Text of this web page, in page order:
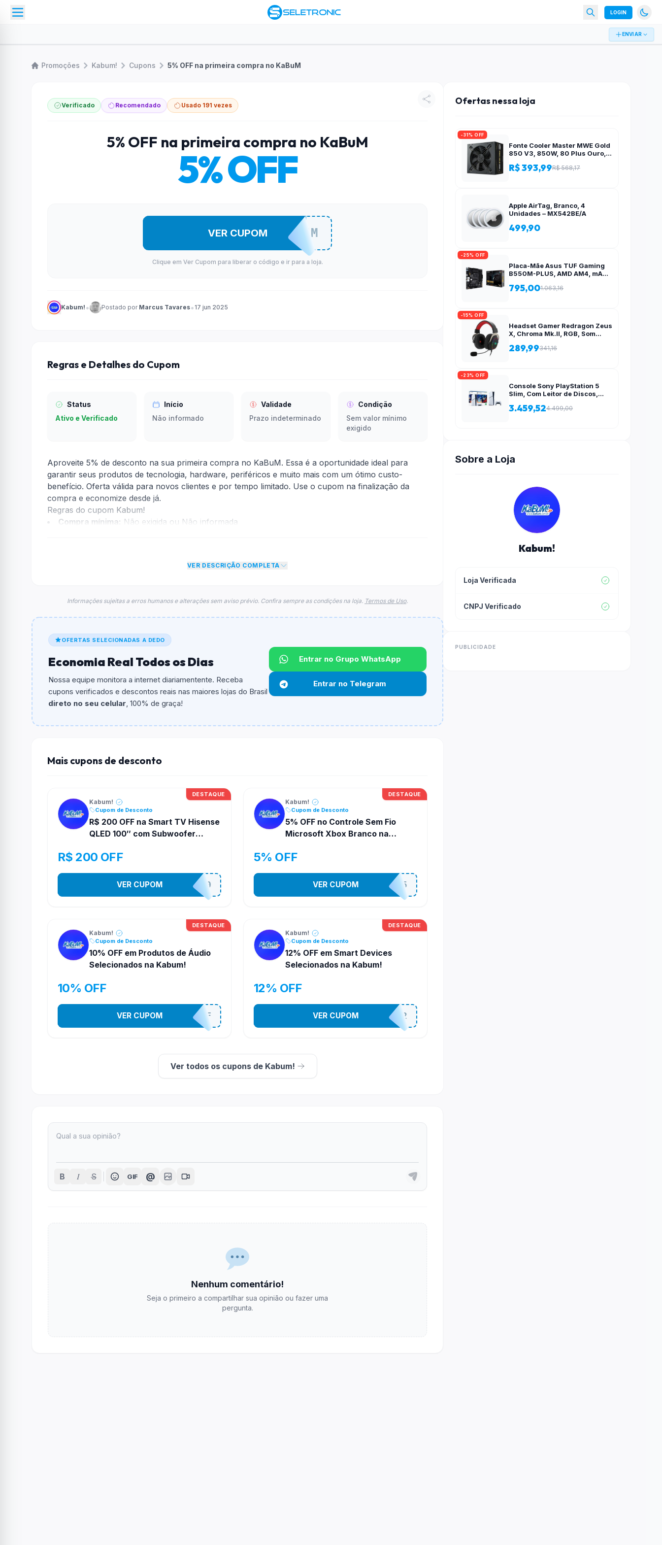
LOGIN
ENVIAR
Promoções Kabum! Cupons 5% OFF na primeira compra no KaBuM
Verificado Recomendado Usado 191 vezes
5% OFF na primeira compra no KaBuM
5% OFF
TONOKABUM
VER CUPOM
Clique em Ver Cupom para liberar o código e ir para a loja.
Kabum! • Postado por Marcus Tavares•17 jun 2025
Regras e Detalhes do Cupom
Status
Ativo e Verificado
Início
Não informado
Validade
Prazo indeterminado
Condição
Sem valor mínimo
exigido
Aproveite 5% de desconto na sua primeira compra no KaBuM. Essa é a oportunidade ideal para
garantir seus produtos de tecnologia, hardware, periféricos e muito mais com um ótimo custo-
benefício. Oferta válida para novos clientes e por tempo limitado. Use o cupom na finalização da
compra e economize desde já.
Regras do cupom Kabum!
Compra mínima: Não exigida ou Não informada
Prazo indeterminado
FAQ – Cupom Kabum!
Qual é o código de desconto?
O código éTONOKABUM.
O cupom dá5% OFFem compras.
Qual é o valor minimo de compra?
O valor minimo de compra é Não exigido ou Não informado.
Não necessariamente. Depende de itens participantes e alguns vendedores ou produtos especificos
VER DESCRIÇÃO COMPLETA
Informações sujeitas a erros humanos e alterações sem aviso prévio. Confira sempre as condições na loja. Termos de Uso.
OFERTAS SELECIONADAS A DEDO
Economia Real Todos os Dias
Nossa equipe monitora a internet diariamentente. Receba
cupons verificados e descontos reais nas maiores lojas do Brasil
direto no seu celular, 100% de graça!
Entrar no Grupo WhatsApp
Entrar no Telegram
Mais cupons de desconto
DESTAQUE
Kabum!
Cupom de Desconto
R$ 200 OFF na Smart TV Hisense
QLED 100″ com Subwoofer
R$ 200 OFF
TELAO200
VER CUPOM
DESTAQUE
Kabum!
Cupom de Desconto
5% OFF no Controle Sem Fio
Microsoft Xbox Branco na
5% OFF
CONTRL5
VER CUPOM
DESTAQUE
Kabum!
Cupom de Desconto
10% OFF em Produtos de Áudio
Selecionados na Kabum!
10% OFF
SOM10OFF
VER CUPOM
DESTAQUE
Kabum!
Cupom de Desconto
12% OFF em Smart Devices
Selecionados na Kabum!
12% OFF
SMARTESTADAO12
VER CUPOM
Ver todos os cupons de Kabum!
B I S GIF @
Nenhum comentário!
Seja o primeiro a compartilhar sua opinião ou fazer uma
pergunta.
Ofertas nessa loja
-31% OFF
Fonte Cooler Master MWE Gold
850 V3, 850W, 80 Plus Ouro,
8506-ACAG-BBR
R$ 393,99R$ 568,17
Apple AirTag, Branco, 4
Unidades – MX542BE/A
499,90
-25% OFF
Placa-Mãe Asus TUF Gaming
B550M-PLUS, AMD AM4, mATX
– 90MB14A0-C1BAY0
795,001.063,16
-15% OFF
Headset Gamer Redragon Zeus
X, Chroma Mk.II, RGB, Som
USB, Preto e Vermelho – H510-
289,99341,16
-23% OFF
Console Sony PlayStation 5
Slim, Com Leitor de Discos,
DualSense + 2 Jogos –
3.459,524.499,00
Sobre a Loja
Kabum!
Loja Verificada
CNPJ Verificado
PUBLICIDADE